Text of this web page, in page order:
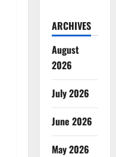
ARCHIVES
August
2026
July 2026
June 2026
May 2026